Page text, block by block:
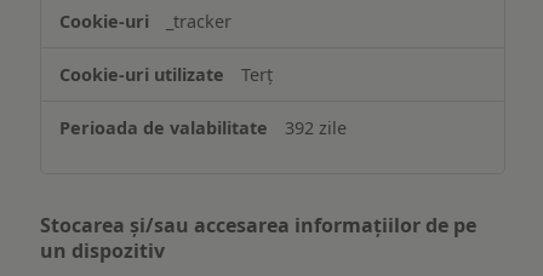
_tracker
Terț
392 zile
Stocarea și/sau accesarea informațiilor de pe
un dispozitiv